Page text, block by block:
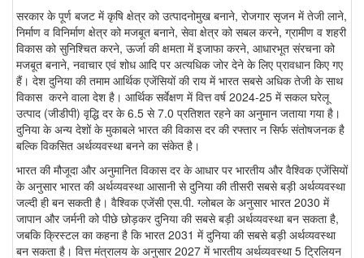
सरकार के पूर्ण बजट में कृषि क्षेत्र को उत्पादनोमुख बनाने, रोजगार सृजन में तेजी लाने,
निर्माण व विनिर्माण क्षेत्र को मजबूत बनाने, सेवा क्षेत्र को सबल करने, ग्रामीण व शहरी
विकास को सुनिश्चित करने, ऊर्जा की क्षमता में इजाफा करने, आधारभूत संरचना को
मजबूत बनाने, नवाचार एवं शोध आदि पर अत्यधिक जोर देने के लिए प्रावधान किए गए
हैं। देश दुनिया की तमाम आर्थिक एजेंसियों की राय में भारत सबसे अधिक तेजी के साथ
विकास करने वाला देश है। आर्थिक सर्वेक्षण में वित्त वर्ष 2024-25 में सकल घरेलू
उत्पाद (जीडीपी) वृद्धि दर के 6.5 से 7.0 प्रतिशत रहने का अनुमान जताया गया है।
दुनिया के अन्य देशों के मुकाबले भारत की विकास दर की रफ्तार न सिर्फ संतोषजनक है
बल्कि विकसित अर्थव्यवस्था बनने का संकेत है।
भारत की मौजूदा और अनुमानित विकास दर के आधार पर भारतीय और वैश्विक एजेंसियों
के अनुसार भारत की अर्थव्यवस्था आसानी से दुनिया की तीसरी सबसे बड़ी अर्थव्यवस्था
जल्दी ही बन सकती है। वैश्विक एजेंसी एस.पी. ग्लोबल के अनुसार भारत 2030 में
जापान और जर्मनी को पीछे छोड़कर दुनिया की सबसे बड़ी अर्थव्यवस्था बन सकता है,
जबकि क्रिस्टल का कहना है कि भारत 2031 में दुनिया की सबसे बड़ी अर्थव्यवस्था
बन सकता है। वित्त मंत्रालय के अनुसार 2027 में भारतीय अर्थव्यवस्था 5 ट्रिलियन